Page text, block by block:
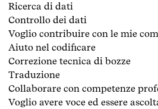
Ricerca di dati
Controllo dei dati
Voglio contribuire con le mie
Aiuto nel codificare
Correzione tecnica di bozze
Traduzione
Collaborare con competenze
Voglio avere voce ed essere